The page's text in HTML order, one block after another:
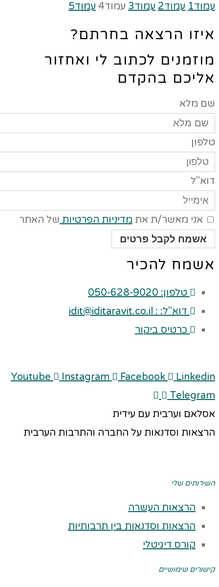
1 עמוד2 עמוד3 עמוד4 עמוד5
הרצאה בחרתם?
לכתוב לי ואחזור
בהקדם
מלא
אני מאשר/ת אתמדיניות הפרטיותשל האתר
אשמח לקבל פרטים
להכיר
טלפון: 050-628-9020
דוא"ל: : idit@iditaravit.co.il
כרטיס ביקור
Youtube Instagram Facebook
וערבית עם עידית
וסדנאות על החברה והתרבות הערבית
שלי
הרצאות העשרה
הרצאות וסדנאות בין תרבותיות
קורס דיגיטלי
שימושיים